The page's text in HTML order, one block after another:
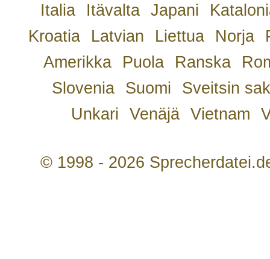
Italia
Itävalta Japani
Kroatia
Latvian Liettua Norja
Amerikka
Puola Ranska
Slovenia
Suomi
Sveitsin
Unkari
Venäjä Vietnam
© 1998 - 2026